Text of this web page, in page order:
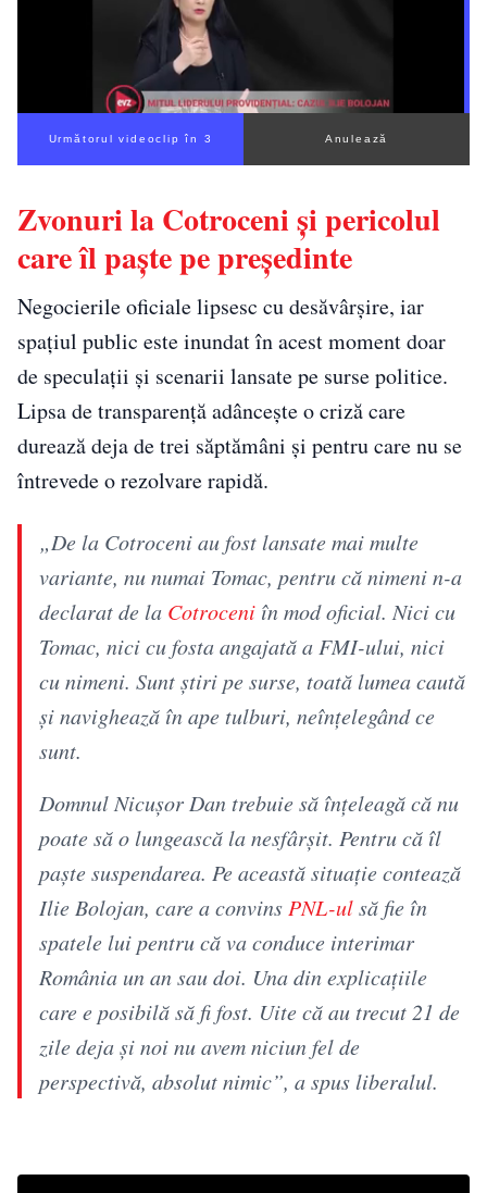
Următorul videoclip în 2 Anulează
Zvonuri la Cotroceni și pericolul
care îl paște pe președinte
Negocierile oficiale lipsesc cu desăvârșire, iar
spațiul public este inundat în acest moment doar
de speculații și scenarii lansate pe surse politice.
Lipsa de transparență adâncește o criză care
durează deja de trei săptămâni și pentru care nu se
întrevede o rezolvare rapidă.
„De la Cotroceni au fost lansate mai multe
variante, nu numai Tomac, pentru că nimeni n-a
declarat de la Cotroceni în mod oficial. Nici cu
Tomac, nici cu fosta angajată a FMI-ului, nici
cu nimeni. Sunt știri pe surse, toată lumea caută
și navighează în ape tulburi, neînțelegând ce
sunt.
Domnul Nicușor Dan trebuie să înțeleagă că nu
poate să o lungească la nesfârșit. Pentru că îl
paște suspendarea. Pe această situație contează
Ilie Bolojan, care a convins PNL-ulsă fie în
spatele lui pentru că va conduce interimar
România un an sau doi. Una din explicațiile
care e posibilă să fi fost. Uite că au trecut 21 de
zile deja și noi nu avem niciun fel de
perspectivă, absolut nimic”, a spus liberalul.